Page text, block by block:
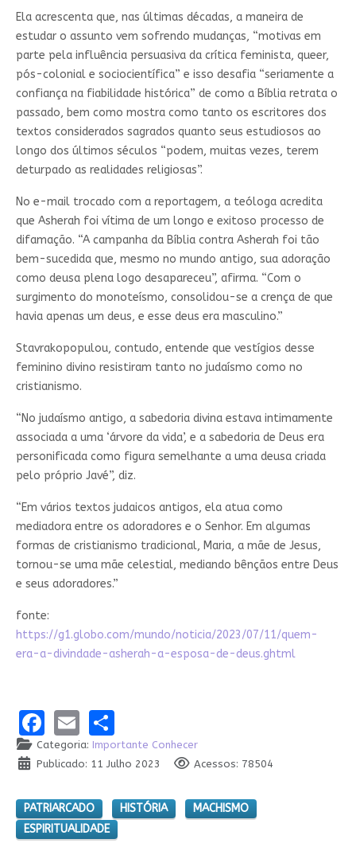
Ela acrescenta que, nas últimas décadas, a maneira de
estudar o assunto vem sofrendo mudanças, “motivas em
parte pela influência persuasiva da crítica feminista, queer,
pós-colonial e sociocientífica” e isso desafia “seriamente a
confiança na fiabilidade histórica” de como a Bíblia retrata o
passado, bem como mostra como tanto os escritores dos
textos considerados sagrados quanto seus estudiosos ao
longo dos últimos séculos “podem, muitas vezes, terem
deturpado as realidades religiosas”.
No e-mail trocado com a reportagem, a teóloga acredita
que Asherah foi vítima de um longo e exitoso processo de
difamação. “A campanha da Bíblia contra Asherah foi tão
bem-sucedida que, mesmo no mundo antigo, sua adoração
como deusa plena logo desapareceu”, afirma. “Com o
surgimento do monoteísmo, consolidou-se a crença de que
havia apenas um deus, e esse deus era masculino.”
Stavrakopopulou, contudo, entende que vestígios desse
feminino divino resistiram tanto no judaísmo como no
cristianismo.
“No judaísmo antigo, a sabedoria divina estava intimamente
associada a uma ‘árvore da vida’, e a sabedoria de Deus era
personificada como figura semelhante a uma deusa criada
pelo próprio Javé”, diz.
“Em vários textos judaicos antigos, ela atua como
mediadora entre os adoradores e o Senhor. Em algumas
formas de cristianismo tradicional, Maria, a mãe de Jesus,
tornou-se uma mãe celestial, mediando bênçãos entre Deus
e seus adoradores.”
fonte:
https://g1.globo.com/mundo/noticia/2023/07/11/quem-
era-a-divindade-asherah-a-esposa-de-deus.ghtml
Facebook
EmailShare
Categoria: Importante Conhecer
Publicado: 11 Julho 2023
Acessos: 78504
PATRIARCADO HISTÓRIA
MACHISMO
ESPIRITUALIDADE